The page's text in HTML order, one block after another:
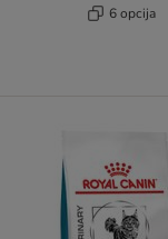
6 opcija